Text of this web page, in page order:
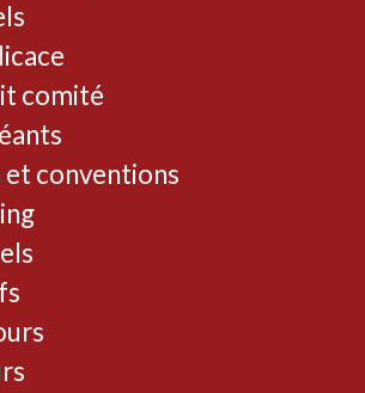
comité
et conventions